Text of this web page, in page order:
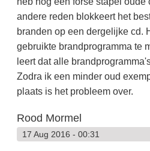
andere reden blokkeert het
branden op een dergelijke cd.
gebruikte brandprogramma te
leert dat alle
Zodra ik een minder oud
plaats is het probleem over.
Rood Mormel
17 Aug 2016 - 00:31